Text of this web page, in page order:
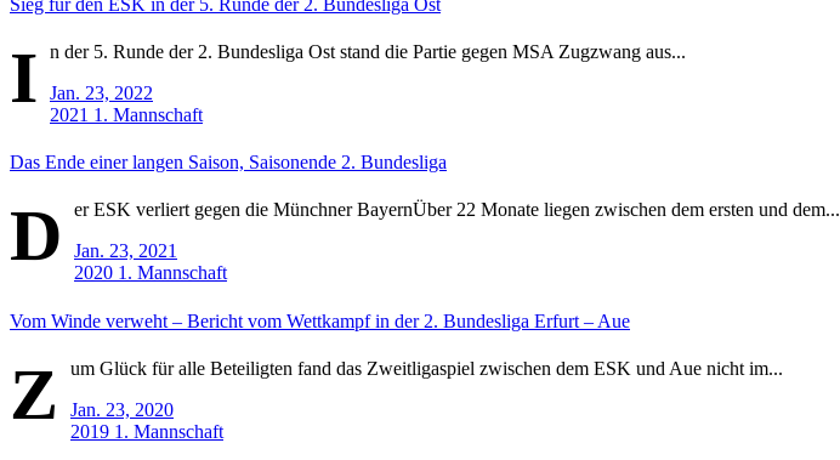
I
n der 5. Runde der 2. Bundesliga Ost stand die Partie gegen MSA Zugzwang aus...
Jan. 23, 2022
2021 1. Mannschaft
Das Ende einer langen Saison, Saisonende 2. Bundesliga
D
er ESK verliert gegen die Münchner BayernÜber 22 Monate liegen zwischen dem ersten und dem...
Jan. 23, 2021
2020 1. Mannschaft
Vom Winde verweht – Bericht vom Wettkampf in der 2. Bundesliga Erfurt – Aue
Z
um Glück für alle Beteiligten fand das Zweitligaspiel zwischen dem ESK und Aue nicht im...
Jan. 23, 2020
2019 1. Mannschaft